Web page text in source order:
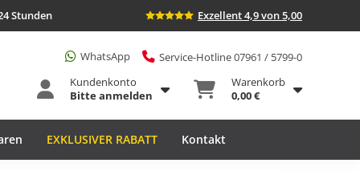
Stunden Exzellent 4,9 von 5,00
WhatsApp
Service-Hotline 07961 / 5799-0
Kundenkonto
Bitte anmelden
Warenkorb
0,00 €
EXKLUSIVER RABATT Kontakt